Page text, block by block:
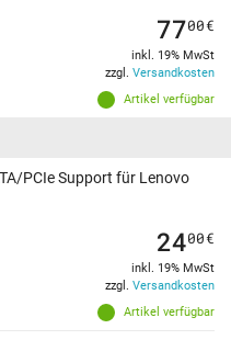
Artikel verfügbar
7700€
inkl. 19% MwSt
zzgl. Versandkosten
PCIe Support für Lenovo
Artikel verfügbar
2400€
inkl. 19% MwSt
zzgl. Versandkosten